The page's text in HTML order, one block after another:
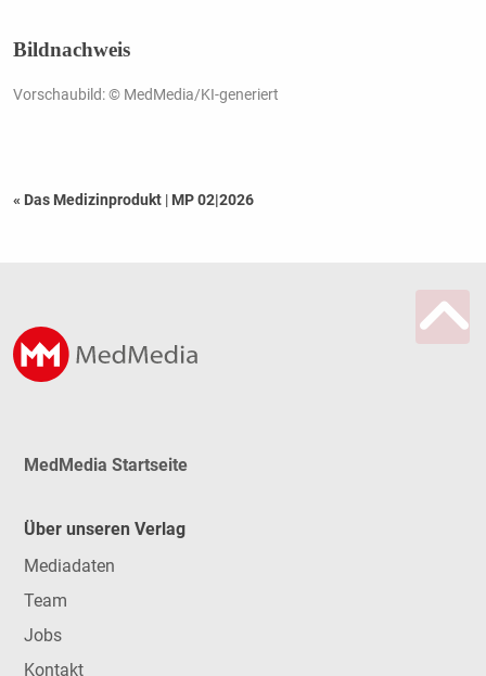
Bildnachweis
Vorschaubild: © MedMedia/KI-generiert
« Das Medizinprodukt | MP 02|2026
MedMedia Startseite
Über unseren Verlag
Mediadaten
Team
Jobs
Kontakt